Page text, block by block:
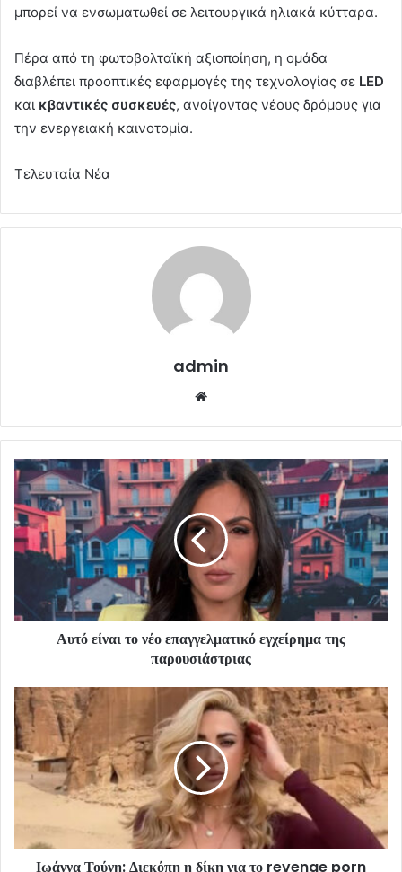
μπορεί να ενσωματωθεί σε λειτουργικά ηλιακά κύτταρα.
Πέρα από τη φωτοβολταϊκή αξιοποίηση, η ομάδα
διαβλέπει προοπτικές εφαρμογές της τεχνολογίας σε LED
και κβαντικές συσκευές, ανοίγοντας νέους δρόμους για
την ενεργειακή καινοτομία.
Τελευταία Νέα
admin
Αυτό είναι το νέο επαγγελματικό εγχείρημα της
παρουσιάστριας
Ιωάννα Τούνη: Διεκόπη η δίκη για το revenge porn